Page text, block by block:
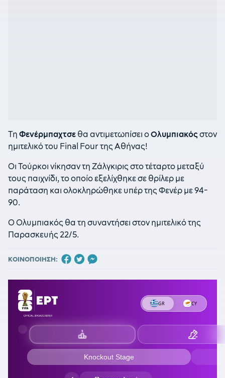
Τη Φενέρμπαχτσε θα αντιμετωπίσει οΟλυμπιακόςστον
ημιτελικό του Final Four της Αθήνας!
Οι Τούρκοι νίκησαν τη Ζάλγκιρις στο τέταρτο μεταξύ
τους παιχνίδι, το οποίο εξελίχθηκε σε θρίλερ με
παράταση και ολοκληρώθηκε υπέρ της Φενέρ με 94-
90.
Ο Ολυμπιακός θα τη συναντήσει στον ημιτελικό της
Παρασκευής 22/5.
ΚΟΙΝΟΠΟΙΗΣΗ: